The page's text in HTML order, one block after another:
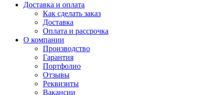
Доставка и оплата
Как сделать заказ
Доставка
Оплата и рассрочка
О компании
Производство
Гарантия
Портфолио
Отзывы
Реквизиты
Вакансии